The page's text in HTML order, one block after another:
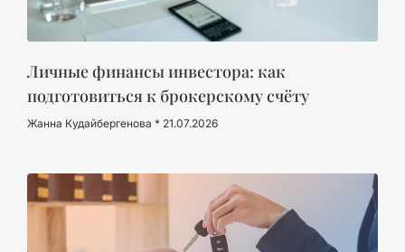
Личные финансы инвестора: как
подготовиться к брокерскому счёту
Жанна Кудайбергенова 21.07.2026